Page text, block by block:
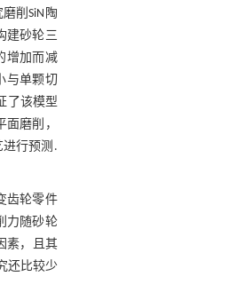
削SiN陶
建砂轮三
增加而减
与单颗切
了该模型
磨削，
进行预测.
齿轮零件
力随砂轮
素，且其
还比较少